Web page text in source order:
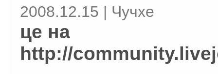
2008.12.15 | Чучхе
це на
http://